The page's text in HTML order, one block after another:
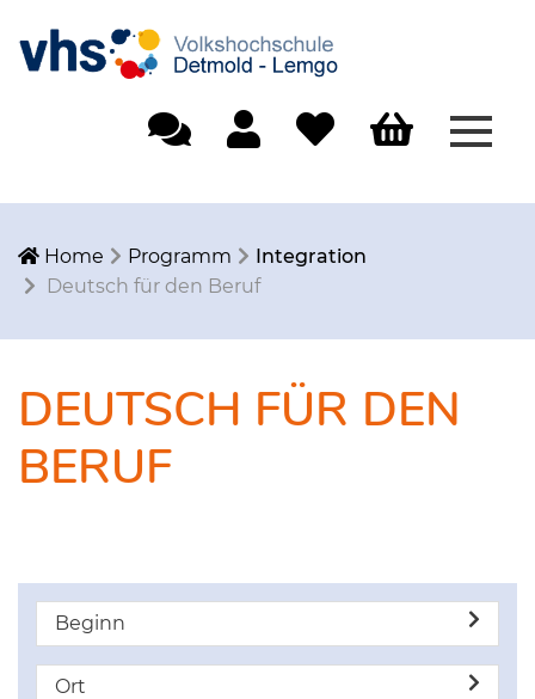
Home Programm
Integration
Deutsch für den Beruf
DEUTSCH FÜR DEN
BERUF
Beginn
Ort